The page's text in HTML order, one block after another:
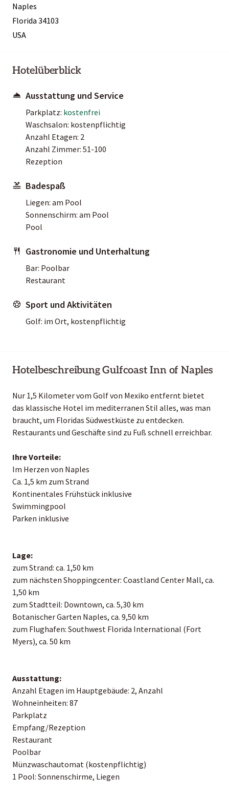
Naples
Florida 34103
USA
Hotelüberblick
Ausstattung und Service
Parkplatz: kostenfrei
Waschsalon: kostenpflichtig
Anzahl Etagen: 2
Anzahl Zimmer: 51-100
Rezeption
Badespaß
Liegen: am Pool
Sonnenschirm: am Pool
Pool
Gastronomie und Unterhaltung
Bar: Poolbar
Restaurant
Sport und Aktivitäten
Golf: im Ort, kostenpflichtig
Hotelbeschreibung Gulfcoast Inn of Naples
Nur 1,5 Kilometer vom Golf von Mexiko entfernt bietet
das klassische Hotel im mediterranen Stil alles, was man
braucht, um Floridas Südwestküste zu entdecken.
Restaurants und Geschäfte sind zu Fuß schnell erreichbar.
Ihre Vorteile:
Im Herzen von Naples
Ca. 1,5 km zum Strand
Kontinentales Frühstück inklusive
Swimmingpool
Parken inklusive
Lage:
zum Strand: ca. 1,50 km
zum nächsten Shoppingcenter: Coastland Center Mall, ca.
1,50 km
zum Stadtteil: Downtown, ca. 5,30 km
Botanischer Garten Naples, ca. 9,50 km
zum Flughafen: Southwest Florida International (Fort
Myers), ca. 50 km
Ausstattung:
Anzahl Etagen im Hauptgebäude: 2, Anzahl
Wohneinheiten: 87
Parkplatz
Empfang/Rezeption
Restaurant
Poolbar
Münzwaschautomat (kostenpflichtig)
1 Pool: Sonnenschirme, Liegen